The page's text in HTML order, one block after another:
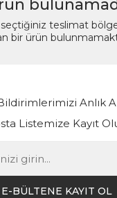
teslimat
bir ürün
Anlık
Listemize Kayıt
E-BÜLTENE KAYIT OL